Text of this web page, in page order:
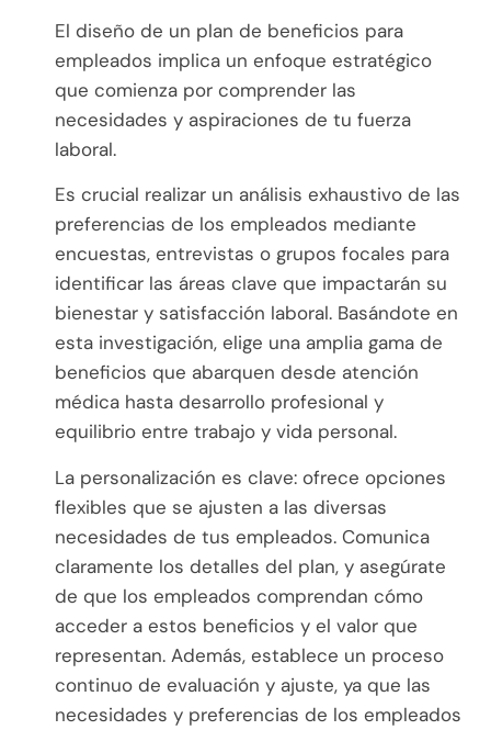
El diseño de un plan de beneficios para
empleados implica un enfoque estratégico
que comienza por comprender las
necesidades y aspiraciones de tu fuerza
laboral.
Es crucial realizar un análisis exhaustivo de las
preferencias de los empleados mediante
encuestas, entrevistas o grupos focales para
identificar las áreas clave que impactarán su
bienestar y satisfacción laboral. Basándote en
esta investigación, elige una amplia gama de
beneficios que abarquen desde atención
médica hasta desarrollo profesional y
equilibrio entre trabajo y vida personal.
La personalización es clave: ofrece opciones
flexibles que se ajusten a las diversas
necesidades de tus empleados. Comunica
claramente los detalles del plan, y asegúrate
de que los empleados comprendan cómo
acceder a estos beneficios y el valor que
representan. Además, establece un proceso
continuo de evaluación y ajuste, ya que las
necesidades y preferencias de los empleados